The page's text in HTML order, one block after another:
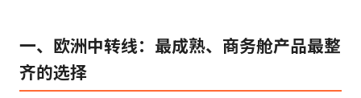
一、欧洲中转线：最成熟、商务舱产品最整
齐的选择